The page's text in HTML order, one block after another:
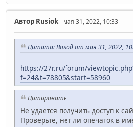
Автор Rusiok- мая 31, 2022, 10:33
Цитата: Волод от мая 31, 2022,
https://27r.ru/forum/
f=24&t=78805&start=58960
Цитировать
Не удается получить доступ к
Проверьте, нет ли опечаток в